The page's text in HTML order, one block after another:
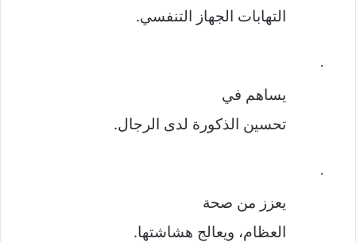
التهابات الجهاز التنفسي.
·
يساهم في
تحسين الذكورة لدى الرجال.
·
يعزز من صحة
العظام، ويعالج هشاشتها.